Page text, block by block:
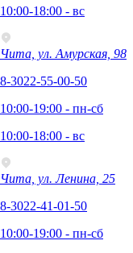
10:00-18:00 - вс
Чита, ул. Амурская, 98
8-3022-55-00-50
10:00-19:00 - пн-сб
10:00-18:00 - вс
Чита, ул. Ленина, 25
8-3022-41-01-50
10:00-19:00 - пн-сб